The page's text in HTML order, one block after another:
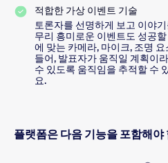
적합한 가상 이벤트 기술
토론자를 선명하게 보고 이야
무리 흥미로운 이벤트도 성공
에 맞는 카메라, 마이크, 조명
들어, 발표자가 움직일 계획이
수 있도록 움직임을 추적할 수
요.
플랫폼은 다음 기능을 포함해야